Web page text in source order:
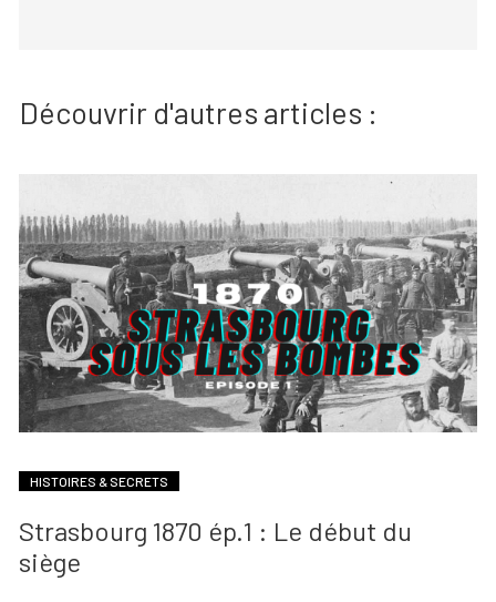
Découvrir d'autres articles :
HISTOIRES & SECRETS
Strasbourg 1870 ép.1 : Le début du
siège